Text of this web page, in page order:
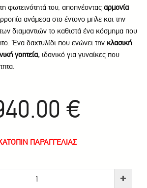
φωτεινότητά του, αποπνέοντας αρμονία
ανάμεσα στο έντονο μπλε και την
διαμαντιών το καθιστά ένα κόσμημα που
Ένα δαχτυλίδι που ενώνει την κλασική
γοητεία, ιδανικό για γυναίκες που
€
ΠΑΡΑΓΓΕΛΙΑΣ